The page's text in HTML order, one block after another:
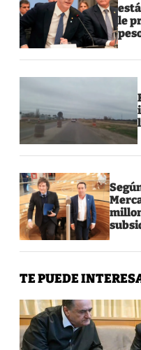
le
TE PUEDE